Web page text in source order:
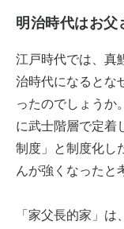
明治時代はお父
江戸時代では、真
治時代になるとな
ったのでしょうか
に武士階層で定着
制度」と制度化し
んが強くなったと
「家父長的家」